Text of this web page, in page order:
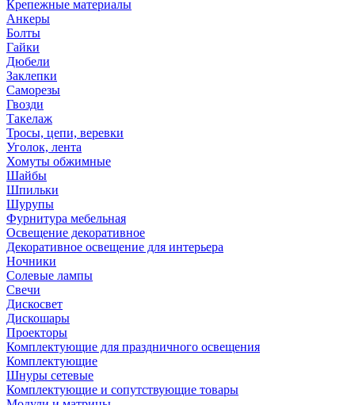
Крепежные материалы
Анкеры
Болты
Гайки
Дюбели
Заклепки
Саморезы
Гвозди
Такелаж
Тросы, цепи, веревки
Уголок, лента
Хомуты обжимные
Шайбы
Шпильки
Шурупы
Фурнитура мебельная
Освещение декоративное
Декоративное освещение для интерьера
Ночники
Солевые лампы
Свечи
Дискосвет
Дискошары
Проекторы
Комплектующие для праздничного освещения
Комплектующие
Шнуры сетевые
Комплектующие и сопутствующие товары